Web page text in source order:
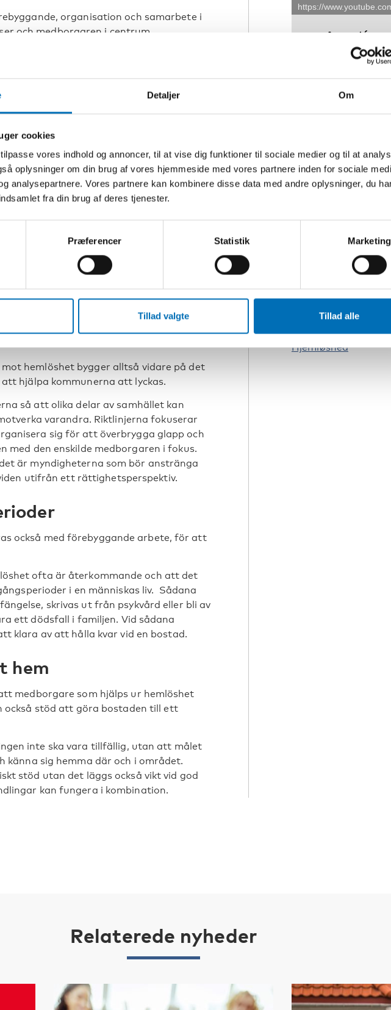
Detaljer Om
cookies
vores indhold og annoncer, til at vise dig funktioner til sociale medier og til at
oplysninger om din brug af vores hjemmeside med vores partnere inden for sociale
analysepartnere. Vores partnere kan kombinere disse data med andre oplysninger, du
fra din brug af deres tjenester.
Præferencer Statistik Marketing
Tillad valgte Tillad alle
organisation och samarbete i
och medborgaren i centrum.
är att det finns bostäder
danska Socialstyrelsen att
till bostäder till kostnader som folk
Hans Svärd och direktör Eva Franzén
Finland är bättre än Sverige på att minska
2013,
bostäder.
visar också att en framgångsfaktor
på bostadsbyggandet. Läs mer om de
historiskt i vår rapportHemlöshet i
hemlöshet bygger alltså vidare på det
hjälpa kommunerna att lyckas.
så att olika delar av samhället kan
varandra. Riktlinjerna fokuserar
sig för att överbrygga glapp och
med den enskilde medborgaren i fokus.
är myndigheterna som bör anstränga
utifrån ett rättighetsperspektiv.
också med förebyggande arbete, för att
ofta är återkommande och att det
i en människas liv. Sådana
skrivas ut från psykvård eller bli av
ett dödsfall i familjen. Vid sådana
klara av att hålla kvar vid en bostad.
hem
medborgare som hjälps ur hemlöshet
också stöd att göra bostaden till ett
inte ska vara tillfällig, utan att målet
känna sig hemma där och i området.
stöd utan det läggs också vikt vid god
kan fungera i kombination.
Hjemløshed
Relaterede nyheder